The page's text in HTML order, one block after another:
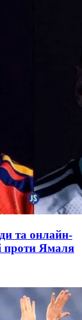
та онлайн-
проти Ямаля